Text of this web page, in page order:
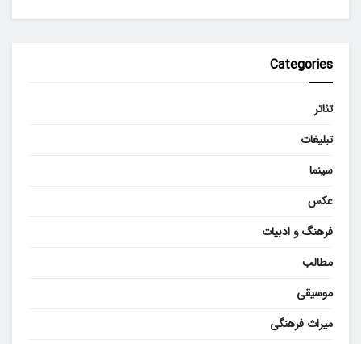
Categories
تئاتر
تبلیغات
سینما
عکس
فرهنگ و ادبیات
مطالب
موسیقی
میراث فرهنگی